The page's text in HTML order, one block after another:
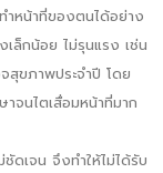
ำหน้าที่ของตนได้อย่าง
ล็กน้อย ไม่รุนแรง เช่น
สุขภาพประจำปี โดย
จนไตเสื่อมหน้าที่มาก
ชัดเจน จึงทำให้ไม่ได้รับ